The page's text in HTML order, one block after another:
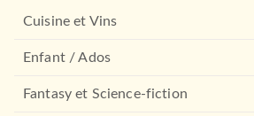
Cuisine et Vins
Enfant / Ados
Fantasy et Science-fiction